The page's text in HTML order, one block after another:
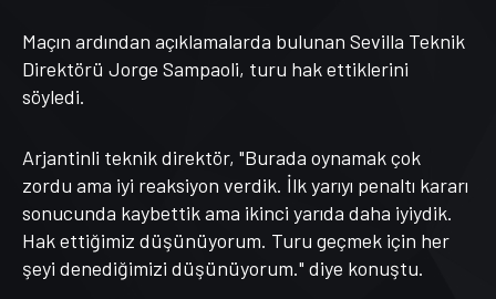
Maçın ardından açıklamalarda bulunan Sevilla Teknik
Direktörü Jorge Sampaoli, turu hak ettiklerini
söyledi.
Arjantinli teknik direktör, "Burada oynamak çok
zordu ama iyi reaksiyon verdik. İlk yarıyı penaltı kararı
sonucunda kaybettik ama ikinci yarıda daha iyiydik.
Hak ettiğimiz düşünüyorum. Turu geçmek için her
şeyi denediğimizi düşünüyorum." diye konuştu.